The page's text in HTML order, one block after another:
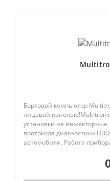
Бортовой компьютер
лицевой
установки на
протокола диагностики
автомобили. Работа